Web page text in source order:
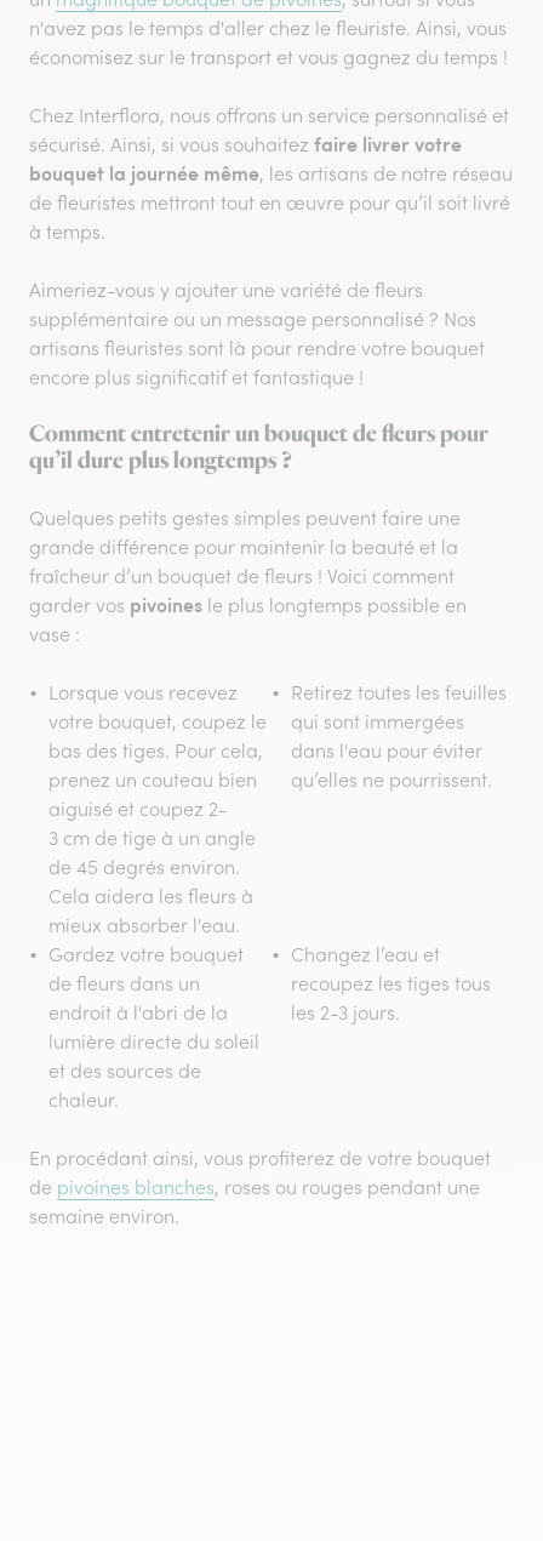
n'avez pas le temps d'aller chez le fleuriste. Ainsi, vous
économisez sur le transport et vous gagnez du temps !
Chez Interflora, nous offrons un service personnalisé et
sécurisé. Ainsi, si vous souhaitez faire livrer votre
bouquet la journée même, les artisans de notre réseau
de fleuristes mettront tout en œuvre pour qu’il soit livré
à temps.
Aimeriez-vous y ajouter une variété de fleurs
supplémentaire ou un message personnalisé ? Nos
artisans fleuristes sont là pour rendre votre bouquet
encore plus significatif et fantastique !
Comment entretenir un bouquet de fleurs pour
qu’il dure plus longtemps ?
Quelques petits gestes simples peuvent faire une
grande différence pour maintenir la beauté et la
fraîcheur d’un bouquet de fleurs ! Voici comment
garder vos pivoines le plus longtemps possible en
vase :
Lorsque vous recevez
votre bouquet, coupez le
bas des tiges. Pour cela,
prenez un couteau bien
aiguisé et coupez 2-
3 cm de tige à un angle
de 45 degrés environ.
Cela aidera les fleurs à
mieux absorber l'eau.
Retirez toutes les feuilles
qui sont immergées
dans l'eau pour éviter
qu’elles ne pourrissent.
Gardez votre bouquet
de fleurs dans un
endroit à l'abri de la
lumière directe du soleil
et des sources de
chaleur.
Changez l’eau et
recoupez les tiges tous
les 2-3 jours.
En procédant ainsi, vous profiterez de votre bouquet
de pivoines blanches, roses ou rouges pendant une
semaine environ.